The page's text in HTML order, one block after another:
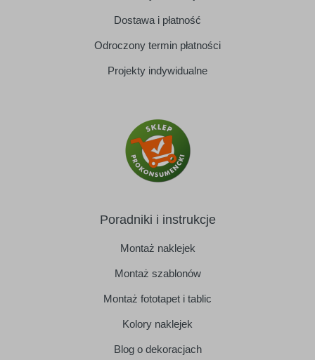
Dostawa i płatność
Odroczony termin płatności
Projekty indywidualne
Poradniki i instrukcje
Montaż naklejek
Montaż szablonów
Montaż fototapet i tablic
Kolory naklejek
Blog o dekoracjach